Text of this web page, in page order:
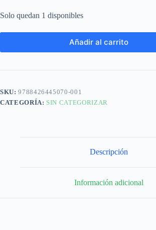
Solo quedan 1 disponibles
Añadir al carrito
SKU:9788426445070-001
CATEGORÍA: SIN CATEGORIZAR
Descripción
Información adicional